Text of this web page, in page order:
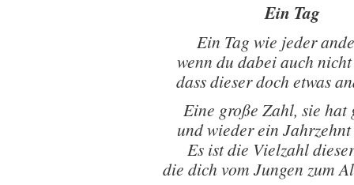
Ein Tag
Ein Tag wie jeder
wenn du dabei auch
dass dieser doch etwas
Eine große Zahl, sie hat
und wieder ein
Es ist die Vielzahl
die dich vom Jungen zum